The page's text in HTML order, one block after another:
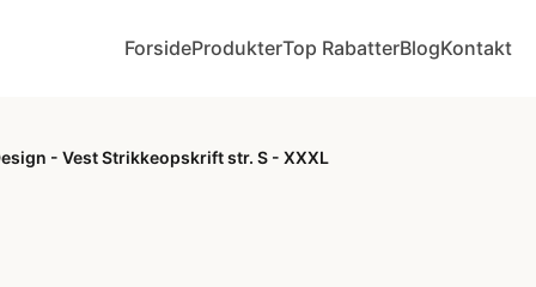
ForsideProdukterTop RabatterBlogKontakt
- Vest Strikkeopskrift str. S - XXXL